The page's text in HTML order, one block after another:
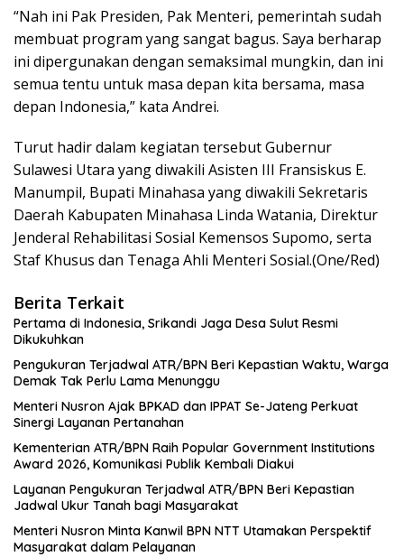
“Nah ini Pak Presiden, Pak Menteri, pemerintah sudah
membuat program yang sangat bagus. Saya berharap
ini dipergunakan dengan semaksimal mungkin, dan ini
semua tentu untuk masa depan kita bersama, masa
depan Indonesia,” kata Andrei.
Turut hadir dalam kegiatan tersebut Gubernur
Sulawesi Utara yang diwakili Asisten III Fransiskus E.
Manumpil, Bupati Minahasa yang diwakili Sekretaris
Daerah Kabupaten Minahasa Linda Watania, Direktur
Jenderal Rehabilitasi Sosial Kemensos Supomo, serta
Staf Khusus dan Tenaga Ahli Menteri Sosial.(One/Red)
Berita Terkait
Pertama di Indonesia, Srikandi Jaga Desa Sulut Resmi
Dikukuhkan
Pengukuran Terjadwal ATR/BPN Beri Kepastian Waktu, Warga
Demak Tak Perlu Lama Menunggu
Menteri Nusron Ajak BPKAD dan IPPAT Se-Jateng Perkuat
Sinergi Layanan Pertanahan
Kementerian ATR/BPN Raih Popular Government Institutions
Award 2026, Komunikasi Publik Kembali Diakui
Layanan Pengukuran Terjadwal ATR/BPN Beri Kepastian
Jadwal Ukur Tanah bagi Masyarakat
Menteri Nusron Minta Kanwil BPN NTT Utamakan Perspektif
Masyarakat dalam Pelayanan